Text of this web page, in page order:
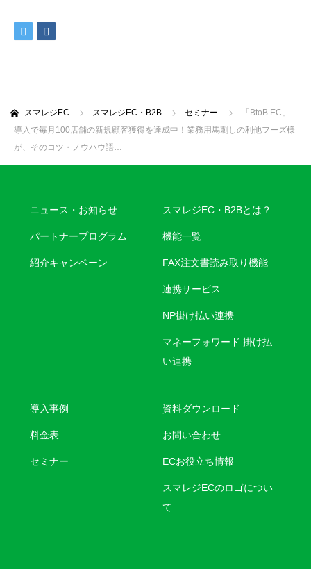
スマレジEC スマレジEC・B2B セミナー
「BtoB EC」
導入で毎月100店舗の新規顧客獲得を達成中！業務用馬刺しの利他フーズ様
が、そのコツ・ノウハウ語…
ニュース・お知らせ
パートナープログラム
紹介キャンペーン
スマレジEC・B2Bとは？
機能一覧
FAX注文書読み取り機能
連携サービス
NP掛け払い連携
マネーフォワード 掛け払
い連携
導入事例
料金表
セミナー
資料ダウンロード
お問い合わせ
ECお役立ち情報
スマレジECのロゴについ
て